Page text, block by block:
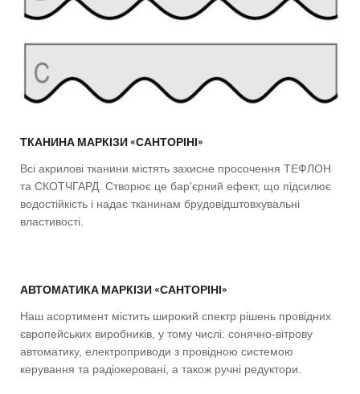
ТКАНИНА МАРКІЗИ «САНТОРІНІ»
Всі акрилові тканини містять захисне просочення ТЕФЛОН
та СКОТЧГАРД. Створює це бар'єрний ефект, що підсилює
водостійкість і надає тканинам брудовідштовхувальні
властивості.
АВТОМАТИКА МАРКІЗИ «САНТОРІНІ»
Наш асортимент містить широкий спектр рішень провідних
європейських виробників, у тому числі: сонячно-вітрову
автоматику, електроприводи з провідною системою
керування та радіокеровані, а також ручні редуктори.